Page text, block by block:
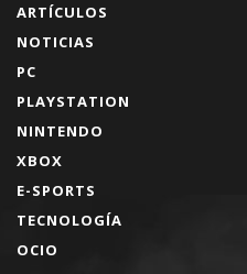
ARTÍCULOS
NOTICIAS
PC
PLAYSTATION
NINTENDO
XBOX
E-SPORTS
TECNOLOGÍA
OCIO